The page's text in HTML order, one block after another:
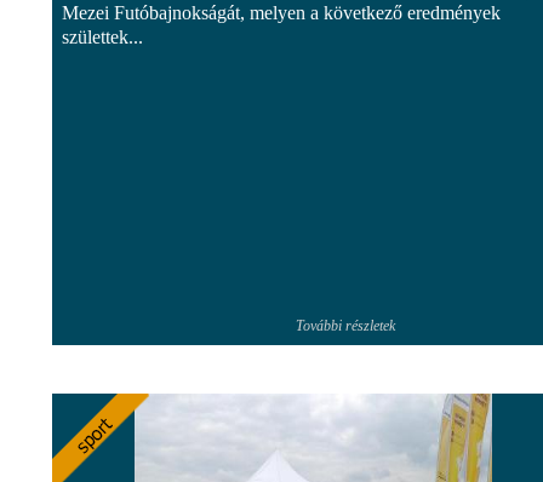
Mezei Futóbajnokságát, melyen a következő eredmények
születtek...
További részletek